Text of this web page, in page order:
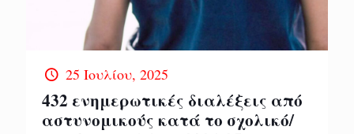
25 Ιουλίου, 2025
432 ενημερωτικές διαλέξεις από
αστυνομικούς κατά το σχολικό/